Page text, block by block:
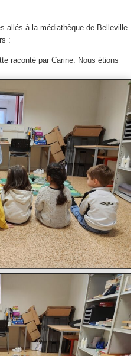
allés à la médiathèque de Belleville.
:
raconté par Carine. Nous étions